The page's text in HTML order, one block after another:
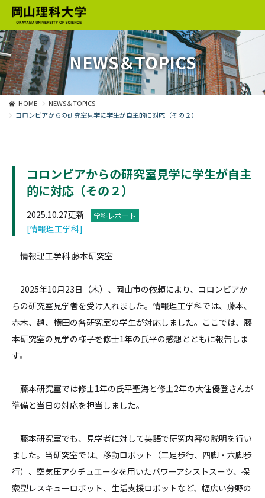
NEWS＆TOPICS
HOME
NEWS＆TOPICS
コロンビアからの研究室見学に学生が自主的に対応（その２）
コロンビアからの研究室見学に学生が自主
的に対応（その２）
2025.10.27更新 学科レポート
[情報理工学科]
情報理工学科 藤本研究室
2025年10月23日（木）、岡山市の依頼により、コロンビアか
らの研究室見学者を受け入れました。情報理工学科では、藤本、
赤木、趙、横田の各研究室の学生が対応しました。ここでは、藤
本研究室の見学の様子を修士1年の氏平の感想とともに報告しま
す。
藤本研究室では修士1年の氏平聖海と修士2年の大住優登さんが
準備と当日の対応を担当しました。
藤本研究室でも、見学者に対して英語で研究内容の説明を行い
ました。当研究室では、移動ロボット（二足歩行、四脚・六脚歩
行）、空気圧アクチュエータを用いたパワーアシストスーツ、探
索型レスキューロボット、生活支援ロボットなど、幅広い分野の